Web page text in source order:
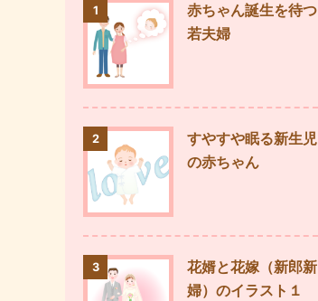
1
赤ちゃん誕生を待つ
若夫婦
2
すやすや眠る新生児
の赤ちゃん
3
花婿と花嫁（新郎新
婦）のイラスト１